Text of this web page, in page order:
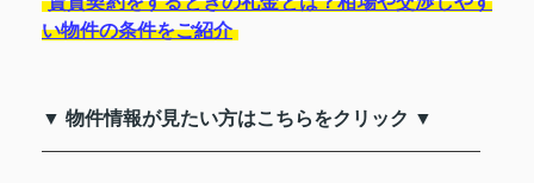
い物件の条件をご紹介
▼ 物件情報が見たい方はこちらをクリック ▼